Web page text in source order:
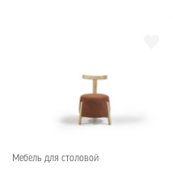
Мебель для столовой